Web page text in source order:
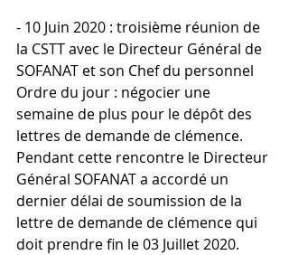
- 10 Juin 2020 : troisième réunion de
la CSTT avec le Directeur Général de
SOFANAT et son Chef du personnel
Ordre du jour : négocier une
semaine de plus pour le dépôt des
lettres de demande de clémence.
Pendant cette rencontre le Directeur
Général SOFANAT a accordé un
dernier délai de soumission de la
lettre de demande de clémence qui
doit prendre fin le 03 Juillet 2020.